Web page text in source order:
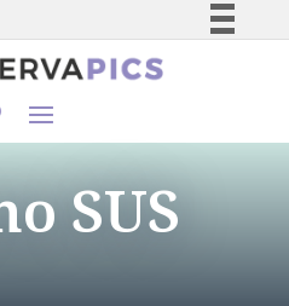
Simplifique!
Legislação
SUS